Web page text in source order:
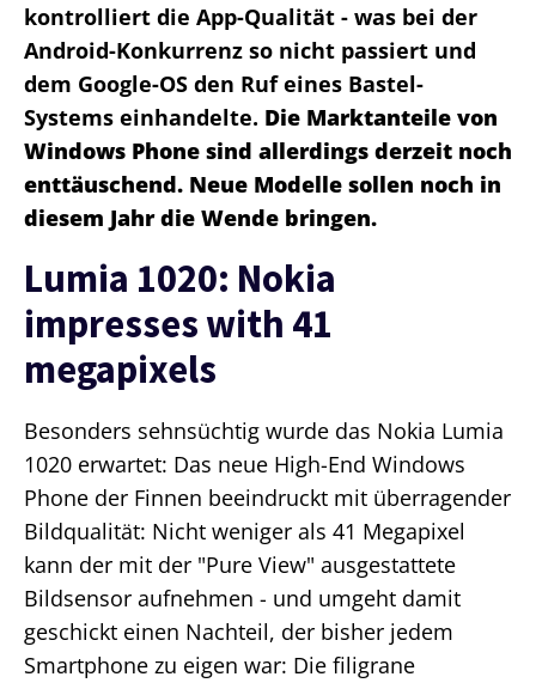
kontrolliert die App-Qualität - was bei der
Android-Konkurrenz so nicht passiert und
dem Google-OS den Ruf eines Bastel-
Systems einhandelte. Die Marktanteile von
Windows Phone sind allerdings derzeit noch
enttäuschend. Neue Modelle sollen noch in
diesem Jahr die Wende bringen.
Lumia 1020: Nokia
impresses with 41
megapixels
Besonders sehnsüchtig wurde das Nokia Lumia
1020 erwartet: Das neue High-End Windows
Phone der Finnen beeindruckt mit überragender
Bildqualität: Nicht weniger als 41 Megapixel
kann der mit der "Pure View" ausgestattete
Bildsensor aufnehmen - und umgeht damit
geschickt einen Nachteil, der bisher jedem
Smartphone zu eigen war: Die filigrane